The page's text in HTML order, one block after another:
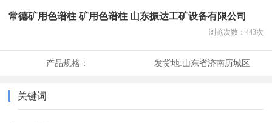
常德矿用色谱柱 矿用色谱柱 山东振达工矿设备有限公司
浏览次数： 443次
产品规格： 发货地:山东省济南历城区
关键词